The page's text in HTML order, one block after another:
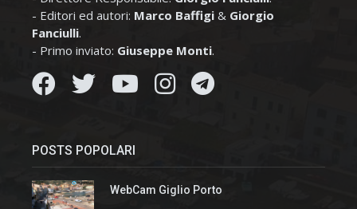
- Editori ed autori: Marco Baffigi & Giorgio
Fanciulli.
- Primo inviato: Giuseppe Monti.
POSTS POPOLARI
WebCam Giglio Porto